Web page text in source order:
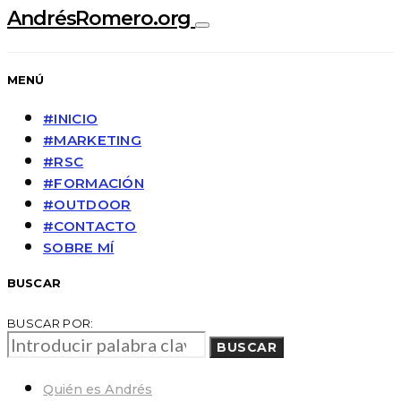
AndrésRomero.org
MENÚ
#INICIO
#MARKETING
#RSC
#FORMACIÓN
#OUTDOOR
#CONTACTO
SOBRE MÍ
BUSCAR
BUSCAR POR:
BUSCAR
Quién es Andrés